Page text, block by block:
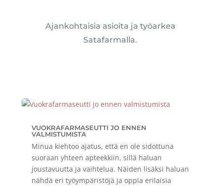
Ajankohtaisia asioita ja työarkea
Satafarmalla.
VUOKRAFARMASEUTTI JO ENNEN
VALMISTUMISTA
Minua kiehtoo ajatus, että en ole sidottuna
suoraan yhteen apteekkiin, sillä haluan
joustavuutta ja vaihtelua. Näiden lisäksi haluan
nähdä eri työympäristöjä ja oppia erilaisia